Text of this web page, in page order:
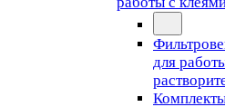
для